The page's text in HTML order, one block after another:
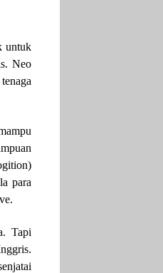
untuk
Neo
para
Tapi